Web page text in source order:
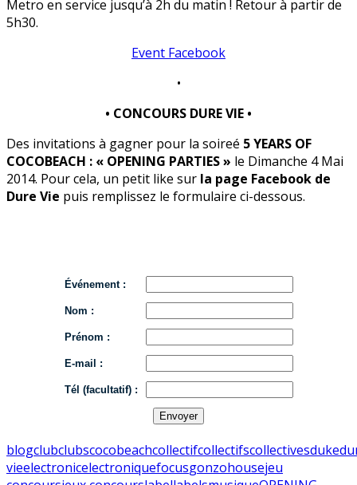
Metro en service jusqu’à 2h du matin ! Retour à partir de
5h30.
Event Facebook
•
• CONCOURS DURE VIE •
Des invitations à gagner pour la soireé 5 YEARS OF
COCOBEACH : « OPENING PARTIES » le Dimanche 4 Mai
2014. Pour cela, un petit like sur la page Facebook de
Dure Vie puis remplissez le formulaire ci-dessous.
Événement :
Nom :
Prénom :
E-mail :
Tél (facultatif) :
blogclubclubscocobeachcollectifcollectifscollectivesduke
vieelectronicelectroniquefocusgonzohousejeu